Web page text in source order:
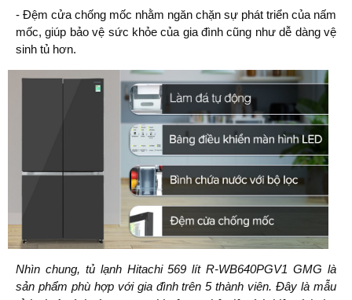
- Đệm cửa chống mốc nhằm ngăn chặn sự phát triển của nấm
mốc, giúp bảo vệ sức khỏe của gia đình cũng như dễ dàng vệ
sinh tủ hơn.
Nhìn chung, tủ lạnh Hitachi 569 lít R-WB640PGV1 GMG là
sản phẩm phù hợp với gia đình trên 5 thành viên. Đây là mẫu